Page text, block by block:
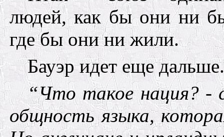
людей, как бы они ни
где бы они ни жили.
Бауэридет еще дальше.
“Что такое нация? -
общность языка,